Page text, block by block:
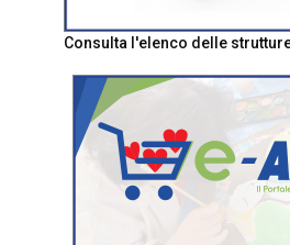
Consulta l'elenco delle